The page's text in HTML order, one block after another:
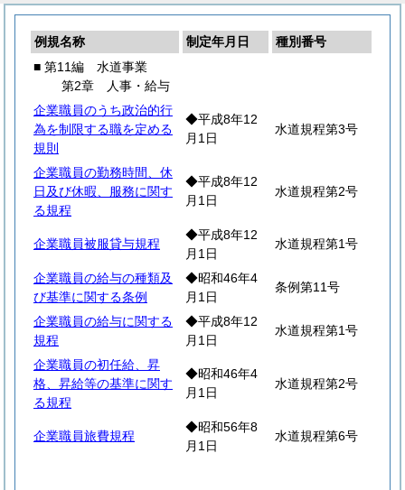
例規名称 制定年月日
種別番号
■ 第11編 水道事業
第2章 人事・給与
企業職員のうち政治的行
為を制限する職を定める
規則
◆平成8年12
月1日
水道規程第3号
企業職員の勤務時間、休
日及び休暇、服務に関す
る規程
◆平成8年12
月1日
水道規程第2号
企業職員被服貸与規程
◆平成8年12
月1日
水道規程第1号
企業職員の給与の種類及
び基準に関する条例
◆昭和46年4
月1日
条例第11号
企業職員の給与に関する
規程
◆平成8年12
月1日
水道規程第1号
企業職員の初任給、昇
格、昇給等の基準に関す
る規程
◆昭和46年4
月1日
水道規程第2号
企業職員旅費規程
◆昭和56年8
月1日
水道規程第6号